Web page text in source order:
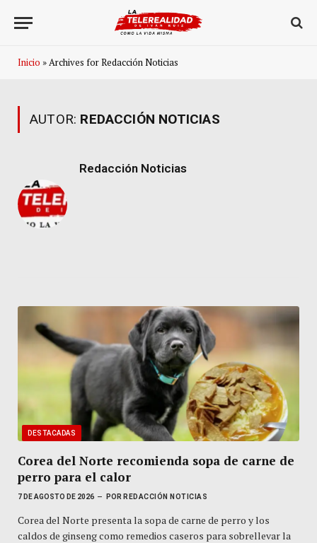
Inicio »Archives for Redacción Noticias
AUTOR: REDACCIÓN NOTICIAS
Redacción Noticias
DESTACADAS
Corea del Norte recomienda sopa de carne de
perro para el calor
7 DE AGOSTO DE 2026 POR REDACCIÓN NOTICIAS
Corea del Norte presenta la sopa de carne de perro y los
caldos de ginseng como remedios caseros para sobrellevar la